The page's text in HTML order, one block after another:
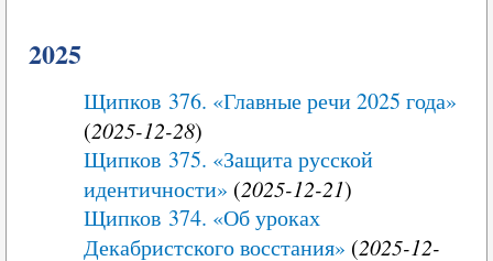
2025
Щипков 376. «Главные речи 2025 года»
(2025-12-28)
Щипков 375. «Защита русской
идентичности» (2025-12-21)
Щипков 374. «Об уроках
Декабристского восстания» (2025-12-